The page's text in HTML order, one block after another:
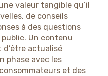
valeur tangible qu’il
de conseils
à des questions
Un contenu
actualisé
phase avec les
et des